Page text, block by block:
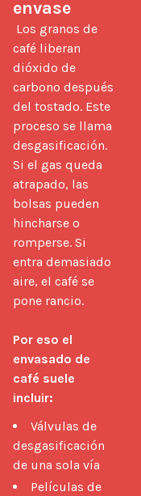
envase
café liberan
dióxido de
carbono después
del tostado. Este
proceso se llama
desgasificación.
Si el gas queda
atrapado, las
bolsas pueden
hincharse o
romperse. Si
entra demasiado
aire, el café se
pone rancio.
Por eso el
envasado de
café suele
incluir:
Válvulas de
desgasificación
de una sola vía
Películas de